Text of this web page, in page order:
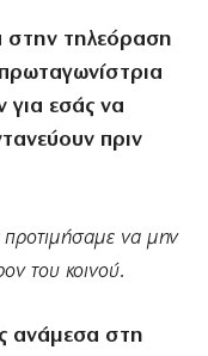
στην τηλεόραση
για εσάς να
πριν
προτιμήσαμε να μην
του κοινού.
ανάμεσα στη